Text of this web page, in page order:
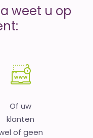
weet u op
Of uw
klanten
of geen